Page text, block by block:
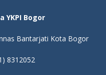
YKPI Bogor
Bantarjati Kota Bogor
8312052